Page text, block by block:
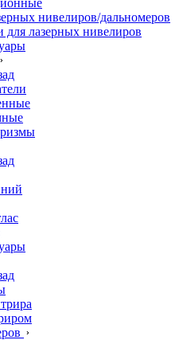
нивелиров/дальномеров
лазерных нивелиров